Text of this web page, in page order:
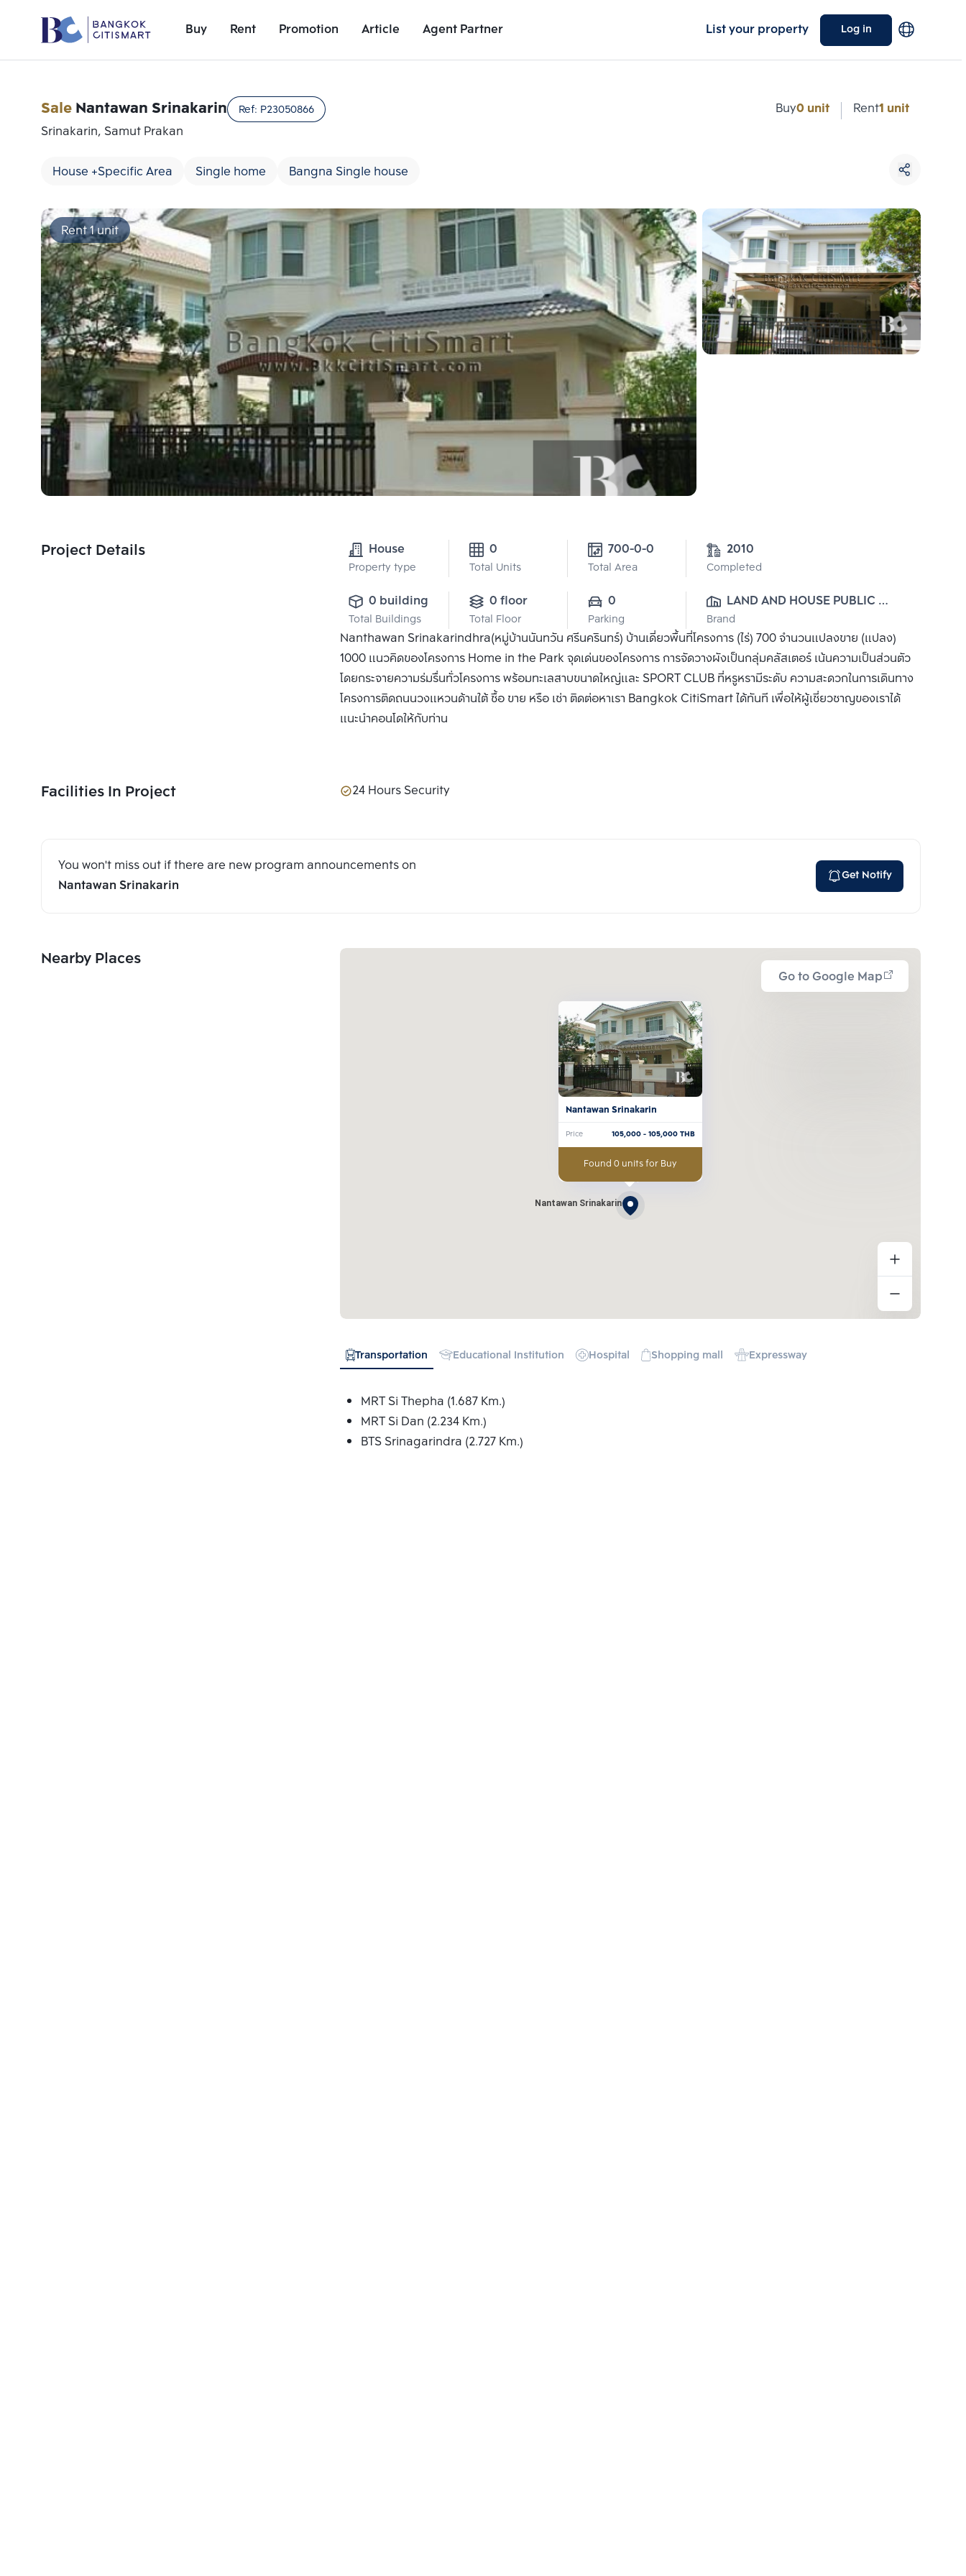
Buy Rent Promotion Article Agent Partner List your property Log in
Project Details
SaleNantawan Srinakarin Ref: P23050866
Srinakarin, Samut Prakan
House +Specific Area Single home Bangna Single house
Buy0 unit Rent1 unit
Rent 1 unit
Project Details House
Property type
0
Total Units
700-0-0
Total Area
2010
Completed
0 building
Total Buildings
0 floor
Total Floor
0
Parking
LAND AND HOUSE PUBLIC
CO., LTD.
Brand
Nanthawan Srinakarindhra(หมู่บ้านนันทวัน ศรีนครินทร์) บ้านเดี่ยวพื้นที่โครงการ (ไร่) 700 จำนวนแปลงขาย (แปลง)
1000 แนวคิดของโครงการ Home in the Park จุดเด่นของโครงการ การจัดวางผังเป็นกลุ่มคลัสเตอร์ เน้นความเป็นส่วนตัว
โดยกระจายความร่มรื่นทั่วโครงการ พร้อมทะเลสาบขนาดใหญ่และ SPORT CLUB ที่หรูหรามีระดับ ความสะดวกในการเดินทาง
โครงการติดถนนวงแหวนด้านใต้ ซื้อ ขาย หรือ เช่า ติดต่อหาเรา Bangkok CitiSmart ได้ทันที เพื่อให้ผู้เชี่ยวชาญของเราได้
แนะนำคอนโดให้กับท่าน
Facilities In Project 24 Hours Security
You won't miss out if there are new program announcements on
Nantawan Srinakarin
Get Notify
Nearby Places
Go to Google Map
Nantawan Srinakarin
Nantawan Srinakarin
Price 105,000- 105,000THB
Found 0 units for Buy
Transportation Educational Institution Hospital Shopping mall Expressway
MRT Si Thepha (1.687 Km.)
MRT Si Dan (2.234 Km.)
BTS Srinagarindra (2.727 Km.)